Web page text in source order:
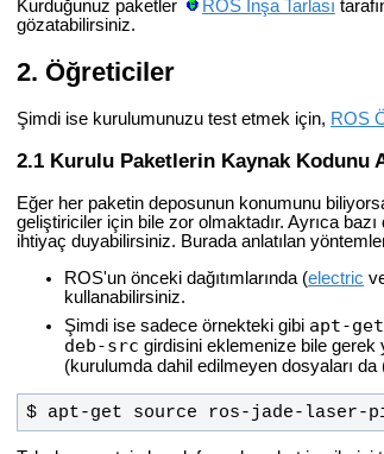
Kurduğunuz paketler ROS İnşa Tarlası
gözatabilirsiniz.
Öğreticiler
Şimdi ise kurulumunuzu test etmek için, ROS
Kurulu Paketlerin Kaynak Kodunu
Eğer her paketin deposunun konumunu
geliştiriciler için bile zor olmaktadır. Ayrıca
ihtiyaç duyabilirsiniz. Burada anlatılan
ROS'un önceki dağıtımlarında (electric
kullanabilirsiniz.
Şimdi ise sadece örnekteki gibi apt-
deb-src girdisini eklemenize bile
(kurulumda dahil edilmeyen dosyaları da
$ apt-get source ros-jade-laser-